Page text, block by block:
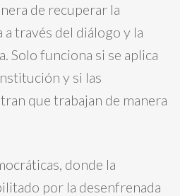
de recuperar la
a través del diálogo y la
Solo funciona si se aplica
y si las
que trabajan de manera
donde la
por la desenfrenada